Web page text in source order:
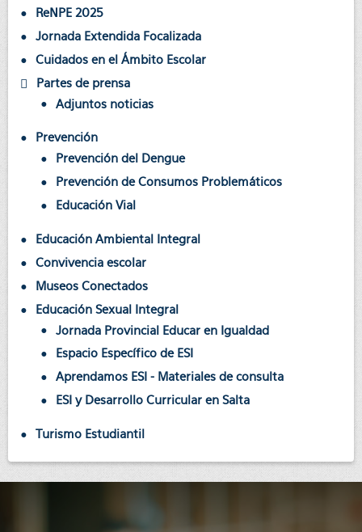
ReNPE 2025
Jornada Extendida Focalizada
Cuidados en el Ámbito Escolar
Partes de prensa
Adjuntos noticias
Prevención
Prevención del Dengue
Prevención de Consumos Problemáticos
Educación Vial
Educación Ambiental Integral
Convivencia escolar
Museos Conectados
Educación Sexual Integral
Jornada Provincial Educar en Igualdad
Espacio Específico de ESI
Aprendamos ESI - Materiales de consulta
ESI y Desarrollo Curricular en Salta
Turismo Estudiantil